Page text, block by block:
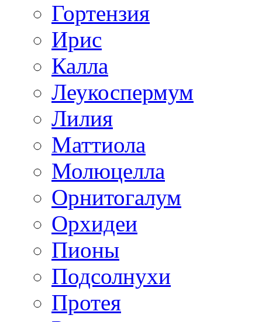
Гортензия
Ирис
Калла
Леукоспермум
Лилия
Маттиола
Молюцелла
Орнитогалум
Орхидеи
Пионы
Подсолнухи
Протея